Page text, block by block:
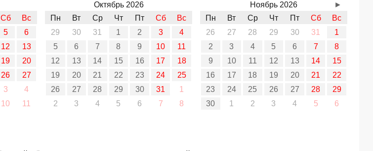
Сб
Вс
5
6
12
13
19
20
26
27
3
4
10 11
Октябрь 2026
Пн
Вт Ср Чт Пт Сб
Вс
29
30 31 1 2 3
4
5
6 7 8 9 10
11
12
13 14 15 16 17
18
19
20 21 22 23 24
25
26
27 28 29 30 31
1
2
3 4 5 6 7 8
Ноябрь 2026
Пн
Вт Ср Чт Пт Сб
Вс
26
27 28 29 30 31
1
2
3 4 5 6 7
8
9
10 11 12 13 14
15
16
17 18 19 20 21
22
23
24 25 26 27 28
29
30
1 2 3 4 5 6
►